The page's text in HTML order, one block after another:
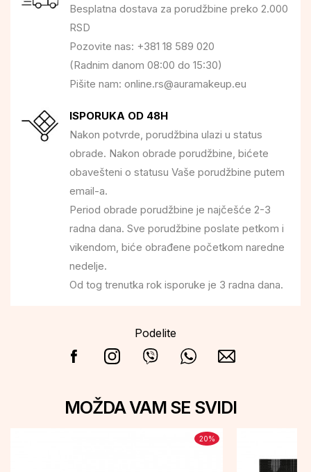
Besplatna dostava za porudžbine preko 2.000
RSD
Pozovite nas: +381 18 589 020
(Radnim danom 08:00 do 15:30)
Pišite nam: online.rs@auramakeup.eu
ISPORUKA OD 48H
Nakon potvrde, porudžbina ulazi u status
obrade. Nakon obrade porudžbine, bićete
obavešteni o statusu Vaše porudžbine putem
email-a.
Period obrade porudžbine je najčešće 2-3
radna dana. Sve porudžbine poslate petkom i
vikendom, biće obrađene početkom naredne
nedelje.
Od tog trenutka rok isporuke je 3 radna dana.
Podelite
MOŽDA VAM SE SVIDI
20%